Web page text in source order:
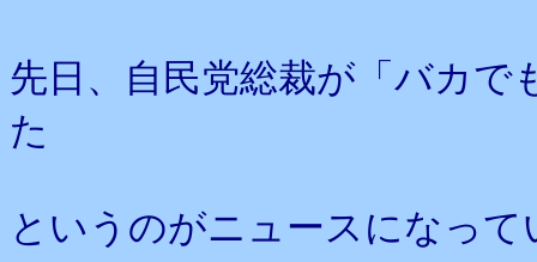
先日、自民党総裁が「バカ
た
というのがニュースになって